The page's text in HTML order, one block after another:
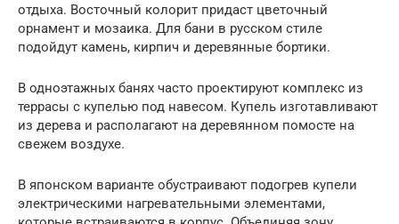
отдыха. Восточный колорит придаст цветочный
орнамент и мозаика. Для бани в русском стиле
подойдут камень, кирпич и деревянные бортики.
В одноэтажных банях часто проектируют комплекс из
террасы с купелью под навесом. Купель изготавливают
из дерева и располагают на деревянном помосте на
свежем воздухе.
В японском варианте обустраивают подогрев купели
электрическими нагревательными элементами,